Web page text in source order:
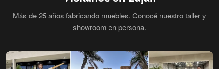
Más de 25 años fabricando muebles. Conocé nuestro taller y
showroom en persona.